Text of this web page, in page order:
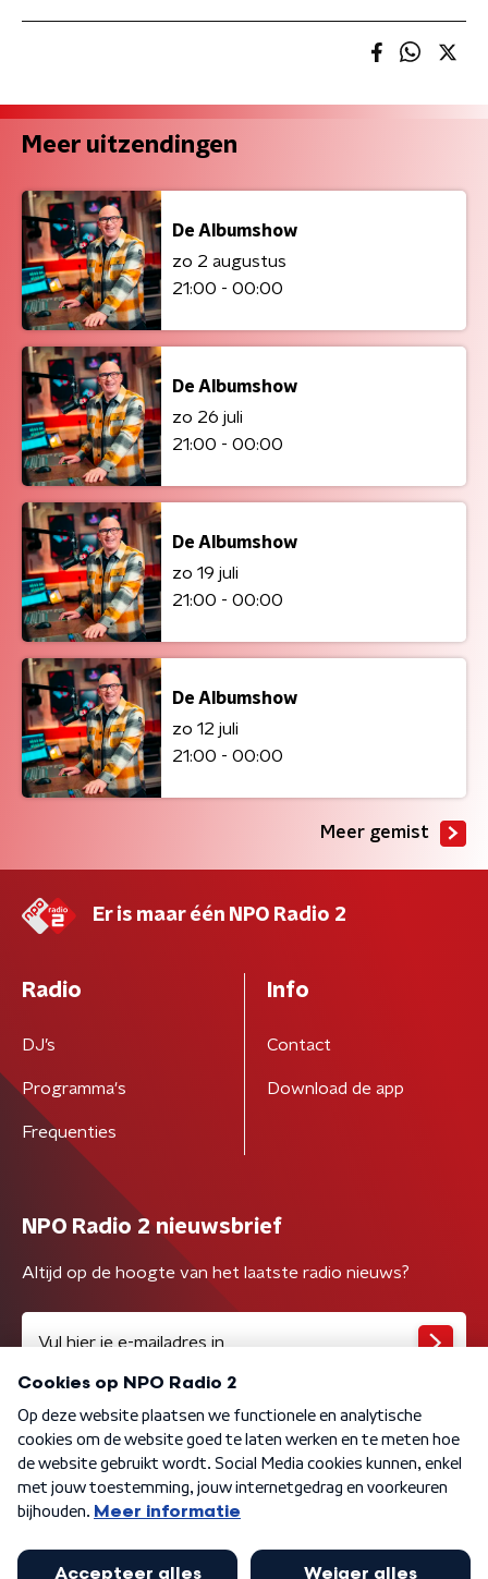
Meer uitzendingen
De Albumshow
zo 2 augustus
21:00 - 00:00
De Albumshow
zo 26 juli
21:00 - 00:00
De Albumshow
zo 19 juli
21:00 - 00:00
De Albumshow
zo 12 juli
21:00 - 00:00
Meer gemist
Er is maar één NPO Radio 2
Radio
DJ’s
Programma's
Frequenties
Info
Contact
Download de app
NPO Radio 2 nieuwsbrief
Altijd op de hoogte van het laatste radio nieuws?
Algemene voorwaarden